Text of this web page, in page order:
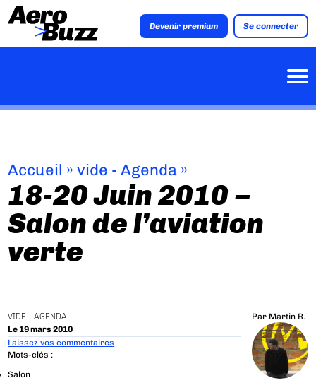
Devenir premium Se connecter
Accueil »vide - Agenda »
18-20 Juin 2010 –
Salon de l’aviation
verte
VIDE - AGENDA
Le 19 mars 2010
Par Martin R.
Laissez vos commentaires
Mots-clés :
Salon